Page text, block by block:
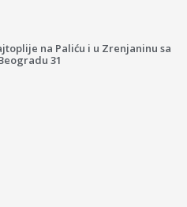
na Paliću i u Zrenjaninu sa
31